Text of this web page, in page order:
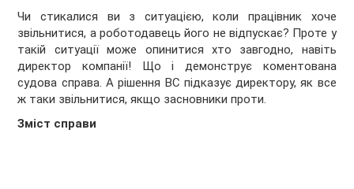
Чи стикалися ви з ситуацією, коли працівник хоче
звільнитися, а роботодавець його не відпускає? Проте у
такій ситуації може опинитися хто завгодно, навіть
директор компанії! Що і демонструє коментована
судова справа. А рішення ВС підказує директору, як все
ж таки звільнитися, якщо засновники проти.
Зміст справи